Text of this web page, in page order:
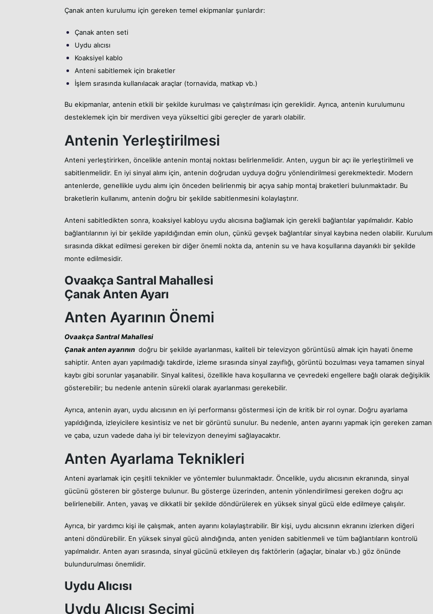
Çanak anten kurulumu için gereken temel ekipmanlar şunlardır:
Çanak anten seti
Uydu alıcısı
Koaksiyel kablo
Anteni sabitlemek için braketler
İşlem sırasında kullanılacak araçlar (tornavida, matkap vb.)
Bu ekipmanlar, antenin etkili bir şekilde kurulması ve çalıştırılması için gereklidir. Ayrıca, antenin kurulumunu
desteklemek için bir merdiven veya yükseltici gibi gereçler de yararlı olabilir.
Antenin Yerleştirilmesi
Anteni yerleştirirken, öncelikle antenin montaj noktası belirlenmelidir. Anten, uygun bir açı ile yerleştirilmeli ve
sabitlenmelidir. En iyi sinyal alımı için, antenin doğrudan uyduya doğru yönlendirilmesi gerekmektedir. Modern
antenlerde, genellikle uydu alımı için önceden belirlenmiş bir açıya sahip montaj braketleri bulunmaktadır. Bu
braketlerin kullanımı, antenin doğru bir şekilde sabitlenmesini kolaylaştırır.
Anteni sabitledikten sonra, koaksiyel kabloyu uydu alıcısına bağlamak için gerekli bağlantılar yapılmalıdır. Kablo
bağlantılarının iyi bir şekilde yapıldığından emin olun, çünkü gevşek bağlantılar sinyal kaybına neden olabilir. Kurulum
sırasında dikkat edilmesi gereken bir diğer önemli nokta da, antenin su ve hava koşullarına dayanıklı bir şekilde
monte edilmesidir.
Ovaakça Santral Mahallesi
Çanak Anten Ayarı
Anten Ayarının Önemi
Ovaakça Santral Mahallesi
Çanak anten ayarının doğru bir şekilde ayarlanması, kaliteli bir televizyon görüntüsü almak için hayati öneme
sahiptir. Anten ayarı yapılmadığı takdirde, izleme sırasında sinyal zayıflığı, görüntü bozulması veya tamamen sinyal
kaybı gibi sorunlar yaşanabilir. Sinyal kalitesi, özellikle hava koşullarına ve çevredeki engellere bağlı olarak değişiklik
gösterebilir; bu nedenle antenin sürekli olarak ayarlanması gerekebilir.
Ayrıca, antenin ayarı, uydu alıcısının en iyi performansı göstermesi için de kritik bir rol oynar. Doğru ayarlama
yapıldığında, izleyicilere kesintisiz ve net bir görüntü sunulur. Bu nedenle, anten ayarını yapmak için gereken zaman
ve çaba, uzun vadede daha iyi bir televizyon deneyimi sağlayacaktır.
Anten Ayarlama Teknikleri
Anteni ayarlamak için çeşitli teknikler ve yöntemler bulunmaktadır. Öncelikle, uydu alıcısının ekranında, sinyal
gücünü gösteren bir gösterge bulunur. Bu gösterge üzerinden, antenin yönlendirilmesi gereken doğru açı
belirlenebilir. Anten, yavaş ve dikkatli bir şekilde döndürülerek en yüksek sinyal gücü elde edilmeye çalışılır.
Ayrıca, bir yardımcı kişi ile çalışmak, anten ayarını kolaylaştırabilir. Bir kişi, uydu alıcısının ekranını izlerken diğeri
anteni döndürebilir. En yüksek sinyal gücü alındığında, anten yeniden sabitlenmeli ve tüm bağlantıların kontrolü
yapılmalıdır. Anten ayarı sırasında, sinyal gücünü etkileyen dış faktörlerin (ağaçlar, binalar vb.) göz önünde
bulundurulması önemlidir.
Uydu Alıcısı
Uydu Alıcısı Seçimi